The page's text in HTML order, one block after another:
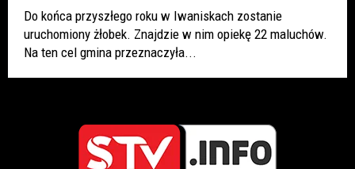
Do końca przyszłego roku w Iwaniskach zostanie
uruchomiony żłobek. Znajdzie w nim opiekę 22 maluchów.
Na ten cel gmina przeznaczyła...